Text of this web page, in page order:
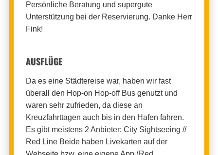
Persönliche Beratung und supergute
Unterstützung bei der Reservierung. Danke Herr
Fink!
AUSFLÜGE
Da es eine Städtereise war, haben wir fast
überall den Hop-on Hop-off Bus genutzt und
waren sehr zufrieden, da diese an
Kreuzfahrttagen auch bis in den Hafen fahren.
Es gibt meistens 2 Anbieter: City Sightseeing //
Red Line Beide haben Livekarten auf der